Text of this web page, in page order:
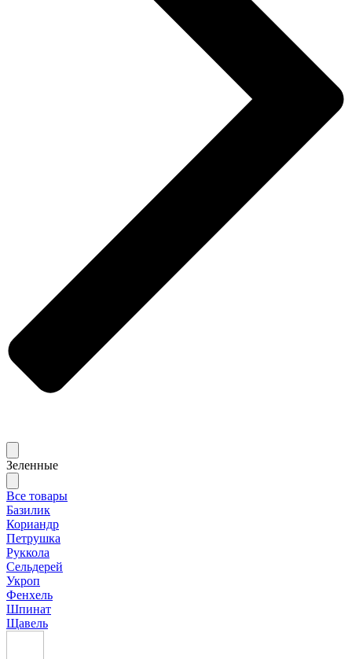
Зеленные
Все товары
Базилик
Кориандр
Петрушка
Руккола
Сельдерей
Укроп
Фенхель
Шпинат
Щавель